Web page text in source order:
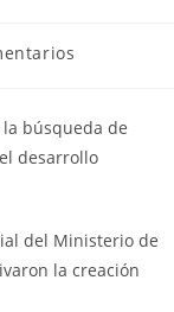
búsqueda de
desarrollo
del Ministerio de
la creación